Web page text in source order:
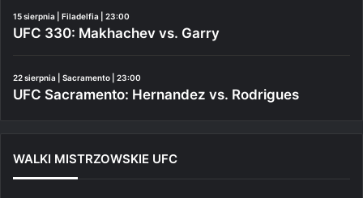
15 sierpnia | Filadelfia | 23:00
UFC 330: Makhachev vs. Garry
22 sierpnia | Sacramento | 23:00
UFC Sacramento: Hernandez vs. Rodrigues
WALKI MISTRZOWSKIE UFC